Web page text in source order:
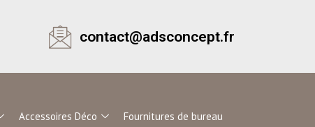
contact@adsconcept.fr
Accessoires Déco Fournitures de bureau